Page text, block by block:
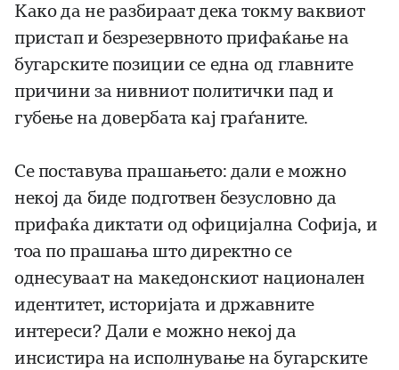
Како да не разбираат дека токму ваквиот
пристап и безрезервното прифаќање на
бугарските позиции се една од главните
причини за нивниот политички пад и
губење на довербата кај граѓаните.
Се поставува прашањето: дали е можно
некој да биде подготвен безусловно да
прифаќа диктати од официјална Софија, и
тоа по прашања што директно се
однесуваат на македонскиот национален
идентитет, историјата и државните
интереси? Дали е можно некој да
инсистира на исполнување на бугарските